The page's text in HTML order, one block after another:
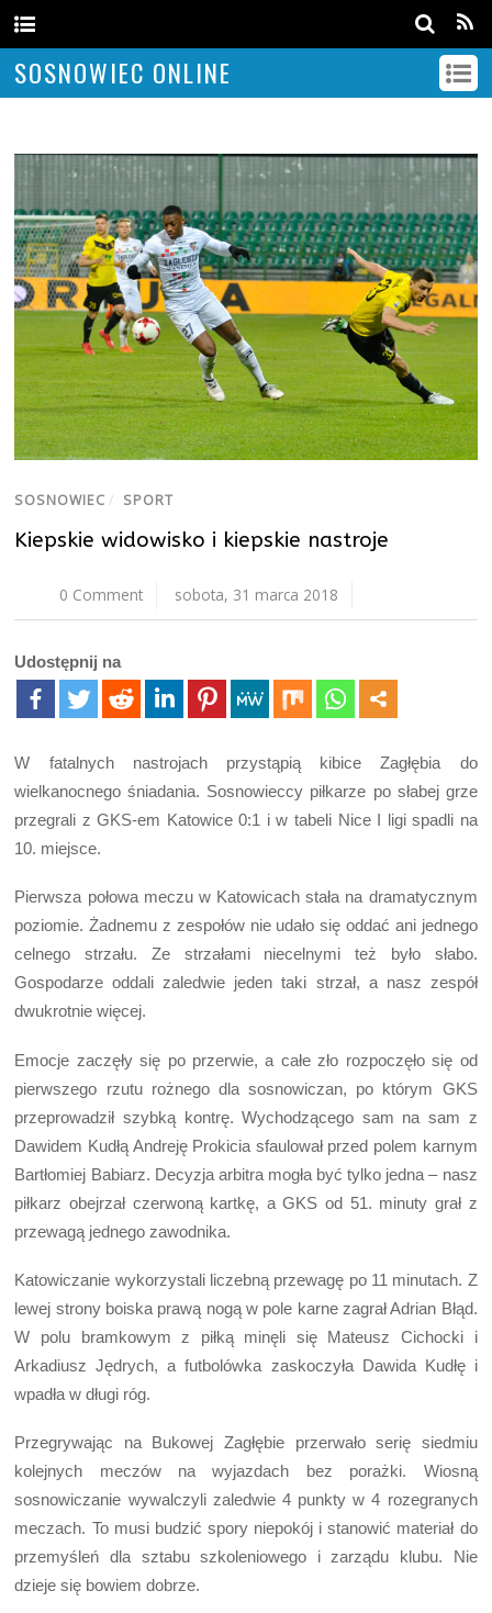
SOSNOWIEC ONLINE
SOSNOWIEC / SPORT
Kiepskie widowisko i kiepskie nastroje
0 Comment sobota, 31 marca 2018
Udostępnij na
W fatalnych nastrojach przystąpią kibice Zagłębia do
wielkanocnego śniadania. Sosnowieccy piłkarze po słabej grze
przegrali z GKS-em Katowice 0:1 i w tabeli Nice I ligi spadli na
10. miejsce.
Pierwsza połowa meczu w Katowicach stała na dramatycznym
poziomie. Żadnemu z zespołów nie udało się oddać ani jednego
celnego strzału. Ze strzałami niecelnymi też było słabo.
Gospodarze oddali zaledwie jeden taki strzał, a nasz zespół
dwukrotnie więcej.
Emocje zaczęły się po przerwie, a całe zło rozpoczęło się od
pierwszego rzutu rożnego dla sosnowiczan, po którym GKS
przeprowadził szybką kontrę. Wychodzącego sam na sam z
Dawidem Kudłą Andreję Prokicia sfaulował przed polem karnym
Bartłomiej Babiarz. Decyzja arbitra mogła być tylko jedna – nasz
piłkarz obejrzał czerwoną kartkę, a GKS od 51. minuty grał z
przewagą jednego zawodnika.
Katowiczanie wykorzystali liczebną przewagę po 11 minutach. Z
lewej strony boiska prawą nogą w pole karne zagrał Adrian Błąd.
W polu bramkowym z piłką minęli się Mateusz Cichocki i
Arkadiusz Jędrych, a futbolówka zaskoczyła Dawida Kudłę i
wpadła w długi róg.
Przegrywając na Bukowej Zagłębie przerwało serię siedmiu
kolejnych meczów na wyjazdach bez porażki. Wiosną
sosnowiczanie wywalczyli zaledwie 4 punkty w 4 rozegranych
meczach. To musi budzić spory niepokój i stanowić materiał do
przemyśleń dla sztabu szkoleniowego i zarządu klubu. Nie
dzieje się bowiem dobrze.